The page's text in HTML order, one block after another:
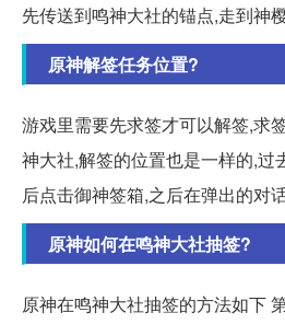
先传送到鸣神大社的锚点,走到神
原神解签任务位置?
游戏里需要先求签才可以解签,求
神大社,解签的位置也是一样的,过
后点击御神签箱,之后在弹出的对
原神如何在鸣神大社抽签?
原神在鸣神大社抽签的方法如下